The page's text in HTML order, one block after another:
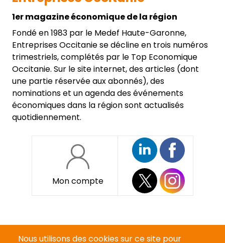
Nous utilisons des cookies sur ce site pour
1er magazine économique de la région
Fondé en 1983 par le Medef Haute-Garonne,
Entreprises Occitanie se décline en trois numéros
trimestriels, complétés par le Top Economique
Occitanie. Sur le site internet, des articles (dont
une partie réservée aux abonnés), des
nominations et un agenda des événements
économiques dans la région sont actualisés
quotidiennement.
Mon compte
Pied